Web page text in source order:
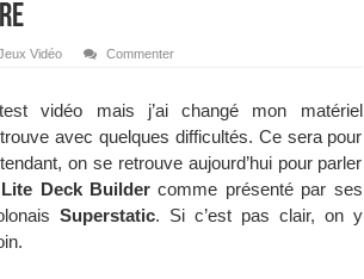
Vidéo Commenter
vidéo mais j’ai changé mon matériel
avec quelques difficultés. Ce sera pour
on se retrouve aujourd’hui pour parler
Deck Buildercomme présenté par ses
Superstatic. Si c’est pas clair, on y